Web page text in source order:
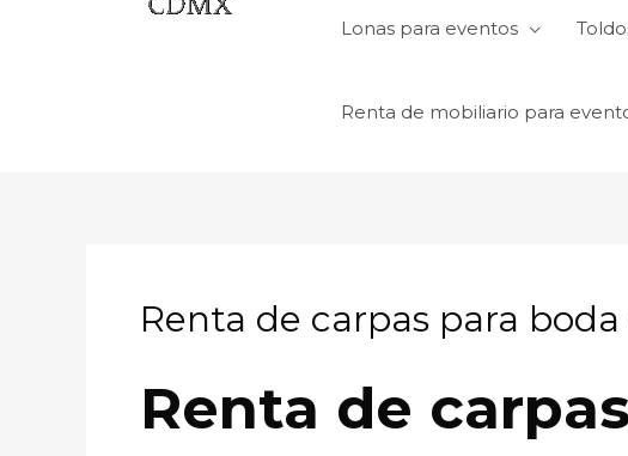
Lonas para eventos
Renta de mobiliario para
Renta de carpas para
Renta de